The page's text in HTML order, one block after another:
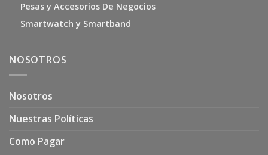
Pesas y Accesorios De Negocios
Smartwatch y Smartband
NOSOTROS
Nosotros
Nuestras Políticas
Como Pagar